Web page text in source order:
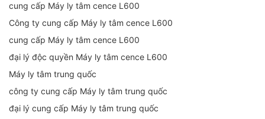
cung cấp Máy ly tâm cence L600
Công ty cung cấp Máy ly tâm cence L600
cung cấp Máy ly tâm cence L600
đại lý độc quyền Máy ly tâm cence L600
Máy ly tâm trung quốc
công ty cung cấp Máy ly tâm trung quốc
đại lý cung cấp Máy ly tâm trung quốc